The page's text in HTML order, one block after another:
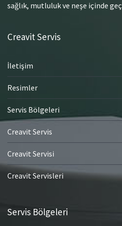
sağlık, mutluluk ve neşe içinde
Creavit Servis
İletişim
Resimler
Servis Bölgeleri
Creavit Servis
Creavit Servisi
Creavit Servisleri
Servis Bölgeleri